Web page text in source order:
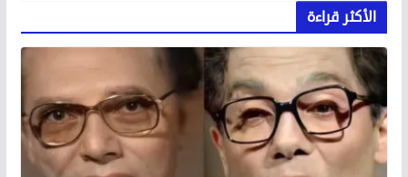
الأكثر قراءة